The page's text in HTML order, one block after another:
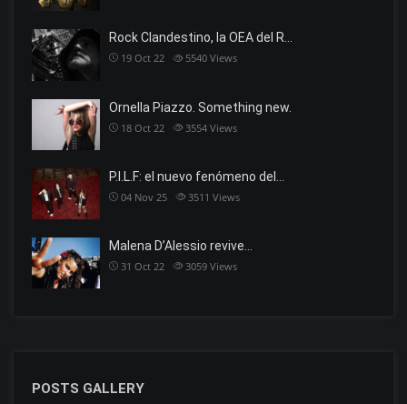
Rock Clandestino, la OEA del R…
19 Oct 22 5540 Views
Ornella Piazzo. Something new.
18 Oct 22 3554 Views
P.I.L.F: el nuevo fenómeno del…
04 Nov 25 3511 Views
Malena D’Alessio revive…
31 Oct 22 3059 Views
POSTS GALLERY